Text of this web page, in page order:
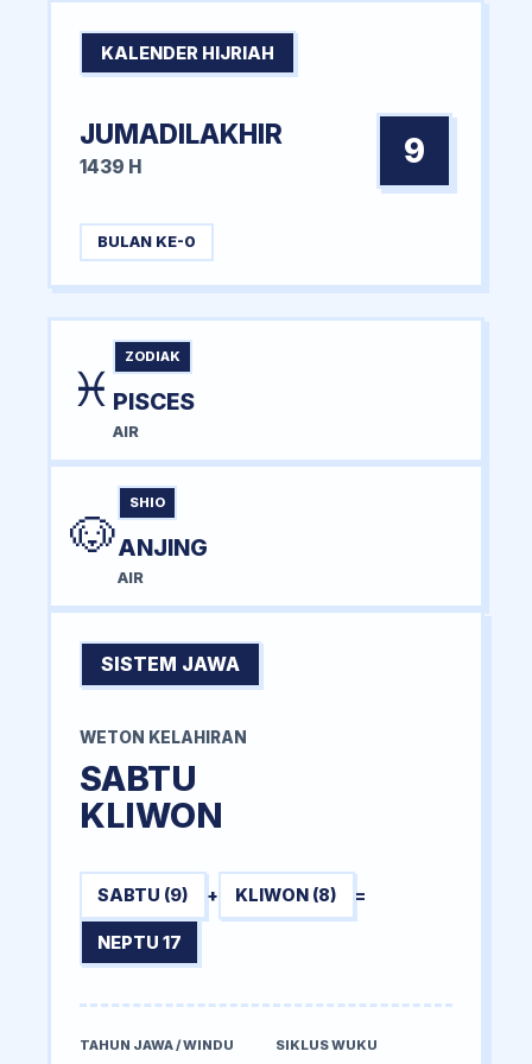
KALENDER HIJRIAH
JUMADILAKHIR
1439 H 9
BULAN KE-0
♓
ZODIAK
PISCES
AIR
🐶
SHIO
ANJING
AIR
SISTEM JAWA
WETON KELAHIRAN
SABTU
KLIWON
SABTU (9) + KLIWON (8) =
NEPTU 17
TAHUN JAWA / WINDU SIKLUS WUKU